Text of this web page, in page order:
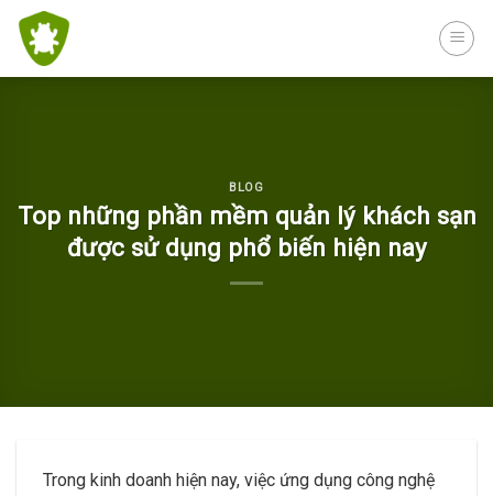
Skip
content
BLOG
Top những phần mềm quản lý khách sạn
được sử dụng phổ biến hiện nay
Trong kinh doanh hiện nay, việc ứng dụng công nghệ